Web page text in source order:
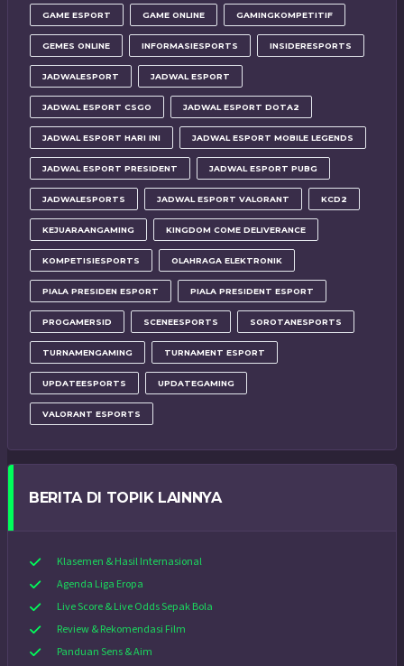
GAME ESPORT GAME ONLINE GAMINGKOMPETITIF
GEMES ONLINE INFORMASIESPORTS INSIDERESPORTS
JADWALESPORT JADWAL ESPORT
JADWAL ESPORT CSGO JADWAL ESPORT DOTA2
JADWAL ESPORT HARI INI JADWAL ESPORT MOBILE LEGENDS
JADWAL ESPORT PRESIDENT JADWAL ESPORT PUBG
JADWALESPORTS JADWAL ESPORT VALORANT KCD2
KEJUARAANGAMING KINGDOM COME DELIVERANCE
KOMPETISIESPORTS OLAHRAGA ELEKTRONIK
PIALA PRESIDEN ESPORT PIALA PRESIDENT ESPORT
PROGAMERSID SCENEESPORTS SOROTANESPORTS
TURNAMENGAMING TURNAMENT ESPORT
UPDATEESPORTS UPDATEGAMING
VALORANT ESPORTS
BERITA DI TOPIK LAINNYA
Klasemen & Hasil Internasional
Agenda Liga Eropa
Live Score & Live Odds Sepak Bola
Review & Rekomendasi Film
Panduan Sens & Aim